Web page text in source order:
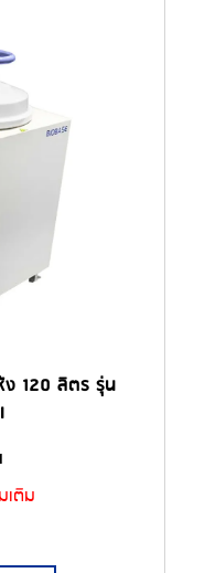
ง 120 ลิตร รุ่น
เติม